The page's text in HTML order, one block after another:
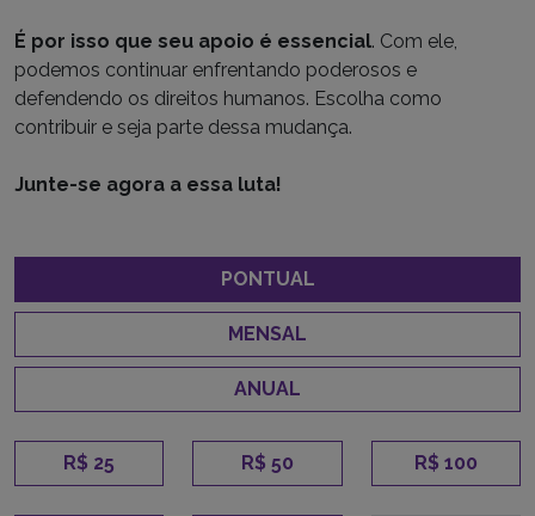
É por isso que seu apoio é essencial. Com ele,
podemos continuar enfrentando poderosos e
defendendo os direitos humanos. Escolha como
contribuir e seja parte dessa mudança.
Junte-se agora a essa luta!
PONTUAL
MENSAL
ANUAL
R$ 25 R$ 50 R$ 100